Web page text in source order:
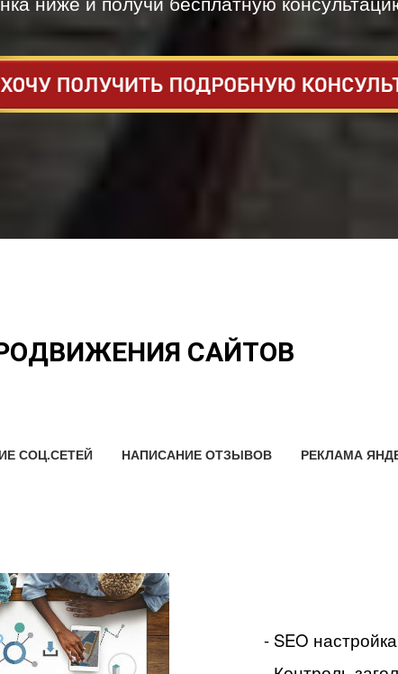
САЙТОВ
СОЦ.СЕТЕЙ НАПИСАНИЕ ОТЗЫВОВ РЕКЛАМА
- SEO